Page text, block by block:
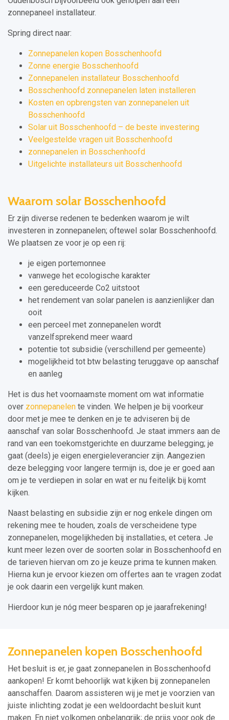
zonnepaneel installateur.
Spring direct naar:
Zonnepanelen kopen Bosschenhoofd
Zonne energie Bosschenhoofd
Zonnepanelen installateur Bosschenhoofd
Bosschenhoofd zonnepanelen laten installeren
Kosten en opbrengsten van zonnepanelen uit
Bosschenhoofd
Solar uit Bosschenhoofd – de beste investering
Veelgestelde vragen uit Bosschenhoofd
zonnepanelen in Bosschenhoofd
Uitgelichte installateurs uit Bosschenhoofd
Waarom solar Bosschenhoofd
Er zijn diverse redenen te bedenken waarom je wilt
investeren in zonnepanelen; oftewel solar Bosschenhoofd.
We plaatsen ze voor je op een rij:
je eigen portemonnee
vanwege het ecologische karakter
een gereduceerde Co2 uitstoot
het rendement van solar panelen is aanzienlijker dan
ooit
een perceel met zonnepanelen wordt
vanzelfsprekend meer waard
potentie tot subsidie (verschillend per gemeente)
mogelijkheid tot btw belasting teruggave op aanschaf
en aanleg
Het is dus het voornaamste moment om wat informatie
over zonnepanelen te vinden. We helpen je bij voorkeur
door met je mee te denken en je te adviseren bij de
aanschaf van solar Bosschenhoofd. Je staat immers aan de
rand van een toekomstgerichte en duurzame belegging; je
gaat (deels) je eigen energieleverancier zijn. Aangezien
deze belegging voor langere termijn is, doe je er goed aan
om je te verdiepen in solar en wat er nu feitelijk bij komt
kijken.
Naast belasting en subsidie zijn er nog enkele dingen om
rekening mee te houden, zoals de verscheidene type
zonnepanelen, mogelijkheden bij installaties, et cetera. Je
kunt meer lezen over de soorten solar in Bosschenhoofd en
de tarieven hiervan om zo je keuze prima te kunnen maken.
Hierna kun je ervoor kiezen om offertes aan te vragen zodat
je ook daarin een vergelijk kunt maken.
Hierdoor kun je nóg meer besparen op je jaarafrekening!
Zonnepanelen kopen Bosschenhoofd
Het besluit is er, je gaat zonnepanelen in Bosschenhoofd
aankopen! Er komt behoorlijk wat kijken bij zonnepanelen
aanschaffen. Daarom assisteren wij je met je voorzien van
juiste inlichting zodat je een weldoordacht besluit kunt
maken. En niet volkomen onbelangrijk; de prijs voor ook de